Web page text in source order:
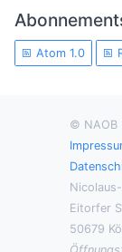
Atom 1.0
© NAOB
Eitorfer
50679